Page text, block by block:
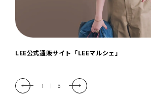
「LEE DAYS」本物志向にときめく。大人カ
2 | 5